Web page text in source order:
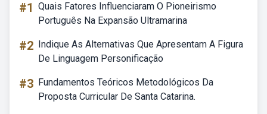
#1 Quais Fatores Influenciaram O Pioneirismo
Português Na Expansão Ultramarina
#2 Indique As Alternativas Que Apresentam A Figura
De Linguagem Personificação
#3 Fundamentos Teóricos Metodológicos Da
Proposta Curricular De Santa Catarina.